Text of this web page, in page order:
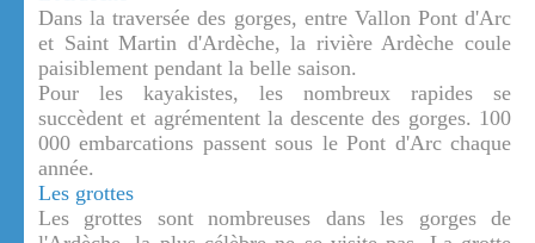
Dans la traversée des gorges, entre Vallon Pont d'Arc
et Saint Martin d'Ardèche, la rivière Ardèche coule
paisiblement pendant la belle saison.
Pour les kayakistes, les nombreux rapides se
succèdent et agrémentent la descente des gorges. 100
000 embarcations passent sous le Pont d'Arc chaque
année.
Les grottes
Les grottes sont nombreuses dans les gorges de